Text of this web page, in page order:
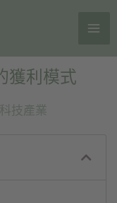
獲利模式
科技產業